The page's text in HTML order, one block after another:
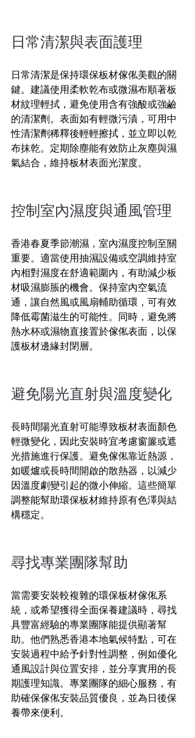
日常清潔與表面護理
日常清潔是保持環保板材傢俬美觀的關
鍵。建議使用柔軟乾布或微濕布順著板
材紋理輕拭，避免使用含有強酸或強鹼
的清潔劑。表面如有輕微污漬，可用中
性清潔劑稀釋後輕輕擦拭，並立即以乾
布抹乾。定期除塵能有效防止灰塵與濕
氣結合，維持板材表面光潔度。
控制室內濕度與通風管理
香港春夏季節潮濕，室內濕度控制至關
重要。適當使用抽濕設備或空調維持室
內相對濕度在舒適範圍內，有助減少板
材吸濕膨脹的機會。保持室內空氣流
通，讓自然風或風扇輔助循環，可有效
降低霉菌滋生的可能性。同時，避免將
熱水杯或濕物直接置於傢俬表面，以保
護板材邊緣封閉層。
避免陽光直射與溫度變化
長時間陽光直射可能導致板材表面顏色
輕微變化，因此安裝時宜考慮窗簾或遮
光措施進行保護。避免傢俬靠近熱源，
如暖爐或長時間開啟的散熱器，以減少
因溫度劇變引起的微小伸縮。這些簡單
調整能幫助環保板材維持原有色澤與結
構穩定。
尋找專業團隊幫助
當需要安裝較複雜的環保板材傢俬系
統，或希望獲得全面保養建議時，尋找
具豐富經驗的專業團隊能提供顯著幫
助。他們熟悉香港本地氣候特點，可在
安裝過程中給予針對性調整，例如優化
通風設計與位置安排，並分享實用的長
期護理知識。專業團隊的細心服務，有
助確保傢俬安裝品質優良，並為日後保
養帶來便利。